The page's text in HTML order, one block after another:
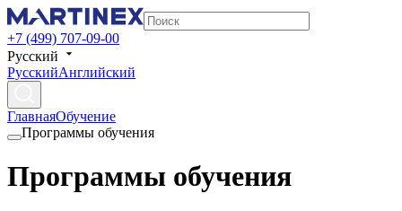
+7 (499) 707-09-00
Русский
РусскийАнглийский
ГлавнаяОбучение
Программы обучения
Программы обучения